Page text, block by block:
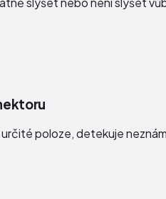
určité poloze, detekuje